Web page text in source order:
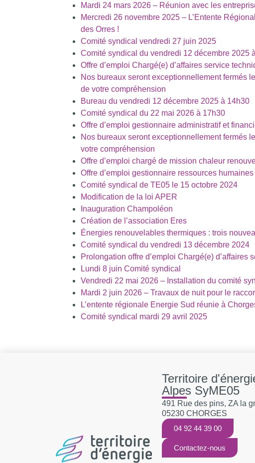
Mardi 24 mars 2026 – Réunion avec les
Mercredi 26 novembre 2025 – L’Entente
des Orres !
Comité syndical vendredi 27 juin 2025
Comité syndical du vendredi 12 décembre 2025
Offre d’emploi Chargé(e) d’affaires service
Nos bureaux seront exceptionnellement fermés
de votre compréhension
Bureau du vendredi 12 décembre 2025 à 14h30
Comité syndical du 22 mai 2026 à 17h30
Offre d’emploi gestionnaire administratif et
Nos bureaux seront exceptionnellement fermés
votre compréhension
Offre d’emploi chargé de mission chaleur
Offre d’emploi gestionnaire ressources humaines
Comité syndical de TE05 le 15 octobre 2024
Modification de la loi APER
Inauguration Champoléon
Création de l’association Eres
Énergies renouvelables thermiques : trois
Comité syndical du vendredi 13 décembre 2024
Prolongation offre d’emploi Chargé(e) d’affaires
Lundi 8 juin Comité syndical
Vendredi 22 mai 2026 – Installation du comité
Mardi 2 juin 2026 – Travaux de nuit pour le
L’entente régionale Energie Sud réunie à
Comité syndical mardi 29 avril 2025
Territoire
Alpes SyME05
491 Rue des pins, ZA la
05230 CHORGES
04 92 44 39 00
Contactez-nous